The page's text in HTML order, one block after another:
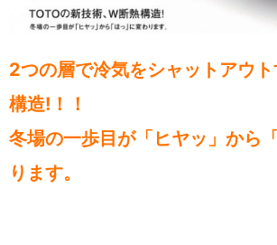
2つの層で冷気をシャットアウ
構造!！！
冬場の一歩目が「ヒヤッ」から
ります。